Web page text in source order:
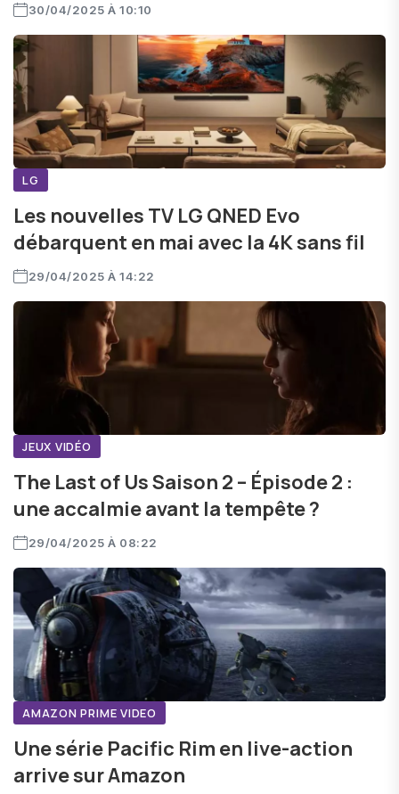
30/04/2025 À 10:10
LG
Les nouvelles TV LG QNED Evo
débarquent en mai avec la 4K sans fil
29/04/2025 À 14:22
JEUX VIDÉO
The Last of Us Saison 2 – Épisode 2 :
une accalmie avant la tempête ?
29/04/2025 À 08:22
AMAZON PRIME VIDEO
Une série Pacific Rim en live-action
arrive sur Amazon